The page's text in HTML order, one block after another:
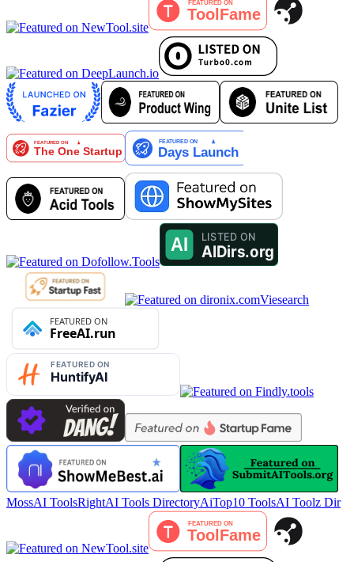
Viesearch
MossAI ToolsRightAI Tools DirectoryAiTop10 ToolsAI Toolz Dir